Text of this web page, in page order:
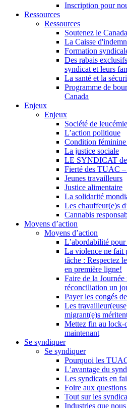
Inscription pour
Ressources
Ressources
Soutenez le
La Caisse
Formation
Des rabais
syndicat et leurs
La santé et la
Programme de
Canada
Enjeux
Enjeux
Société de
L’action politique
Condition féminine
La justice sociale
LE SYNDICAT
Fierté des TUAC
Jeunes travailleurs
Justice alimentaire
La solidarité
Les chauffeur(e)s
Cannabis
Moyens d’action
Moyens d’action
L’abordabilité pour
La violence ne fait
tâche : Respectez
en première ligne!
Faire de la
réconciliation un
Payer les congés
Les
migrant(e)s
Mettez fin au lock-
maintenant
Se syndiquer
Se syndiquer
Pourquoi les
L’avantage du
Les syndicats en
Foire aux questions
Tout sur les
Industries que